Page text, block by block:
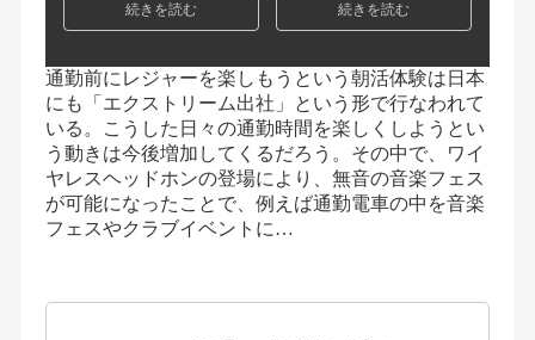
続きを読む 続きを読む
通勤前にレジャーを楽しもうという朝活体験は日本
にも「エクストリーム出社」という形で行なわれて
いる。こうした日々の通勤時間を楽しくしようとい
う動きは今後増加してくるだろう。その中で、ワイ
ヤレスヘッドホンの登場により、無音の音楽フェス
が可能になったことで、例えば通勤電車の中を音楽
フェスやクラブイベントに…